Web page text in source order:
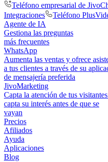
Teléfono empresarial de
Integraciones
Teléfono Plus
Agente de IA
Gestiona las preguntas
más frecuentes
WhatsApp
Aumenta las ventas y ofrece
a tus clientes a través de su
de mensajería preferida
JivoMarketing
Capta la atención de tus
capta su interés antes de que se
vayan
Precios
Afiliados
Ayuda
Aplicaciones
Blog